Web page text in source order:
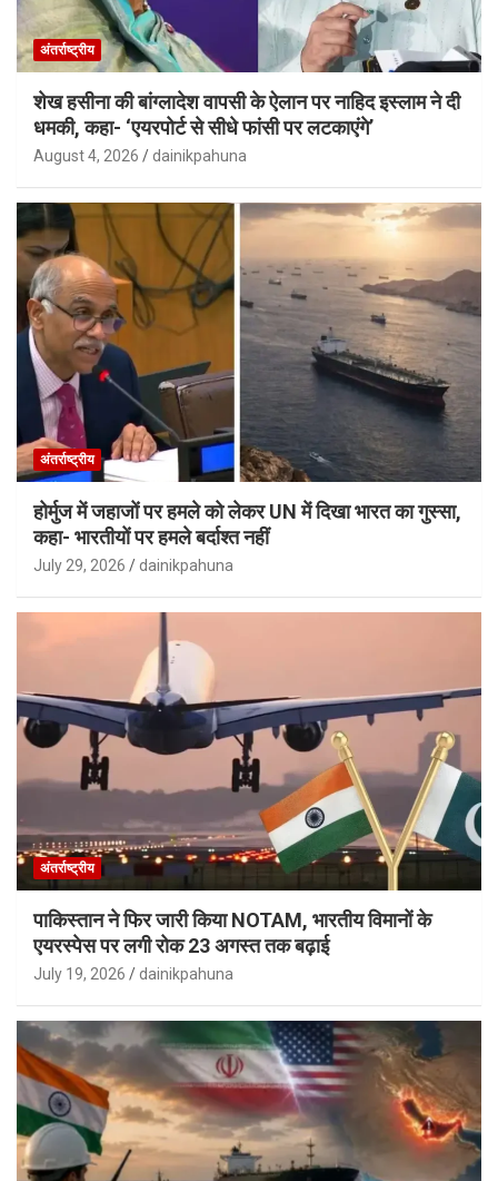
अंतर्राष्ट्रीय
शेख हसीना की बांग्लादेश वापसी के ऐलान पर नाहिद इस्लाम ने दी
धमकी, कहा- ‘एयरपोर्ट से सीधे फांसी पर लटकाएंगे’
August 4, 2026 dainikpahuna
अंतर्राष्ट्रीय
होर्मुज में जहाजों पर हमले को लेकर UN में दिखा भारत का गुस्सा,
कहा- भारतीयों पर हमले बर्दाश्त नहीं
July 29, 2026 dainikpahuna
अंतर्राष्ट्रीय
पाकिस्तान ने फिर जारी किया NOTAM, भारतीय विमानों के
एयरस्पेस पर लगी रोक 23 अगस्त तक बढ़ाई
July 19, 2026 dainikpahuna